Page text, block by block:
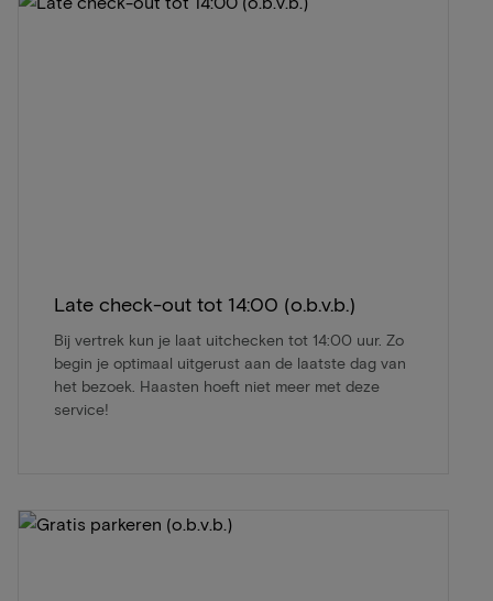
Late check-out tot 14:00 (o.b.v.b.)
Bij vertrek kun je laat uitchecken tot 14:00 uur. Zo
begin je optimaal uitgerust aan de laatste dag van
het bezoek. Haasten hoeft niet meer met deze
service!